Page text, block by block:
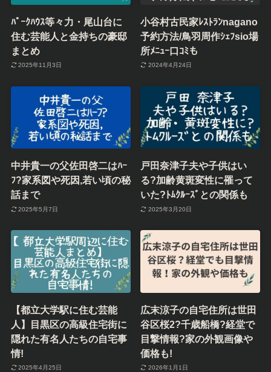
ﾊﾟｰｸﾊｳｽ等々力・尾山台に
住む芸能人と金持ちの豪邸
まとめ
2025年11月3日
小谷村古民家ﾚｽﾄﾗﾝnagano
予約方法/鳥羽周作ｼｪﾌsio場
所ﾒﾆｭｰ口ｺﾐも
2024年4月24日
中井貴一の父佐田啓二はﾊｰ
ﾌ?家系図や死因,若い頃の秘
話まで
2025年5月7日
戸田奈津子夫や子供はい
る?加齢黄斑変性に罹って
いた?ﾄﾑｸﾙｰｽﾞとの関係も
2025年3月20日
【都立大学駅に住む芸能
人】目黒区の高級住宅街に
隠れた有名人たちの自宅事
情!
2025年4月25日
広末涼子の自宅住所は世田
谷区桜2?千歳船橋?経堂で
目撃情報?家の外観画像や
価格も!
2026年1月1日